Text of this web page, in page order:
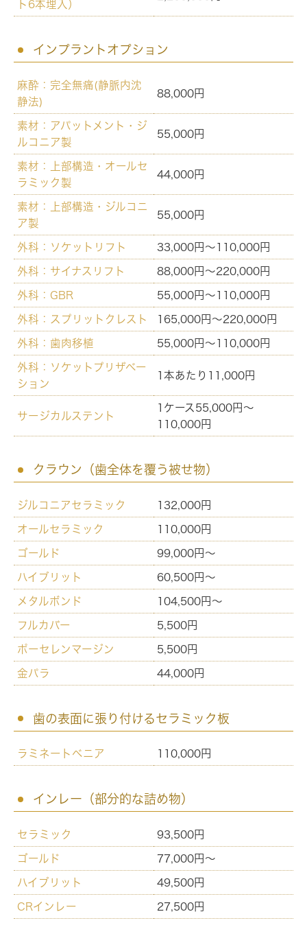
ト6本埋入）
インプラントオプション
麻酔：完全無痛(静脈内沈
静法)
88,000円
素材：アパットメント・ジ
ルコニア製
55,000円
素材：上部構造・オールセ
ラミック製
44,000円
素材：上部構造・ジルコニ
ア製
55,000円
外科：ソケットリフト 33,000円～110,000円
外科：サイナスリフト 88,000円～220,000円
外科：GBR 55,000円～110,000円
外科：スプリットクレスト 165,000円～220,000円
外科：歯肉移植 55,000円～110,000円
外科：ソケットプリザベー
ション
1本あたり11,000円
サージカルステント
1ケース55,000円～
110,000円
クラウン（歯全体を覆う被せ物）
ジルコニアセラミック 132,000円
オールセラミック 110,000円
ゴールド 99,000円～
ハイブリット 60,500円～
メタルボンド 104,500円～
フルカバー 5,500円
ポーセレンマージン 5,500円
金パラ 44,000円
歯の表面に張り付けるセラミック板
ラミネートベニア 110,000円
インレー（部分的な詰め物）
セラミック 93,500円
ゴールド 77,000円～
ハイブリット 49,500円
CRインレー 27,500円